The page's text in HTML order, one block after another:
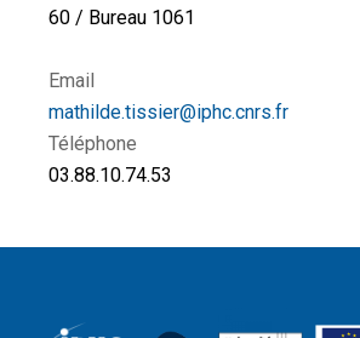
60 / Bureau 1061
Email
mathilde.tissier@iphc.cnrs.fr
Téléphone
03.88.10.74.53